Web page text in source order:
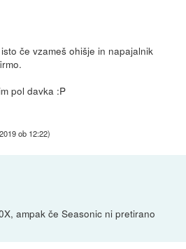
če vzameš ohišje in napajalnik
pol davka :P
ob 12:22)
ampak če Seasonic ni pretirano